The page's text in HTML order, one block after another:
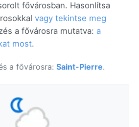
fővárosban. Hasonlítsa
vagy tekintse meg
a fővárosra mutatva: a
most.
a fővárosra: Saint-Pierre.